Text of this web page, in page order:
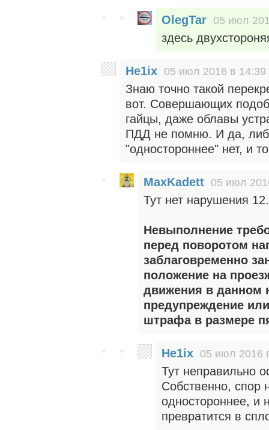
OlegTar 05 июл
здесь
He1ix 05 июл 2016 в 14:39
Знаю точно такой
вот. Совершающих
гайцы, даже облавы
ПДД не помню. И да,
"одностороннее" нет, и
MaxKadett 05 июл
Тут нет нарушения
Невыполнение
перед поворотом
заблаговременно
положение на
движения в данном
предупреждение
штрафа в размере
He1ix 05 июл 2016
Тут неправильно
Собственно, спор
одностороннее, и
превратится в